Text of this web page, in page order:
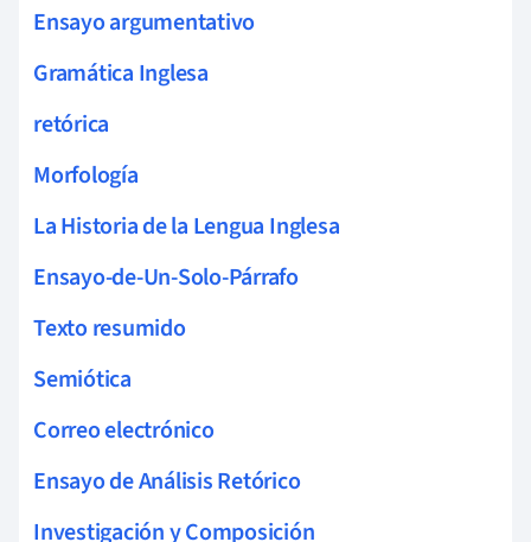
Ensayo argumentativo
Gramática Inglesa
retórica
Morfología
La Historia de la Lengua Inglesa
Ensayo-de-Un-Solo-Párrafo
Texto resumido
Semiótica
Correo electrónico
Ensayo de Análisis Retórico
Investigación y Composición